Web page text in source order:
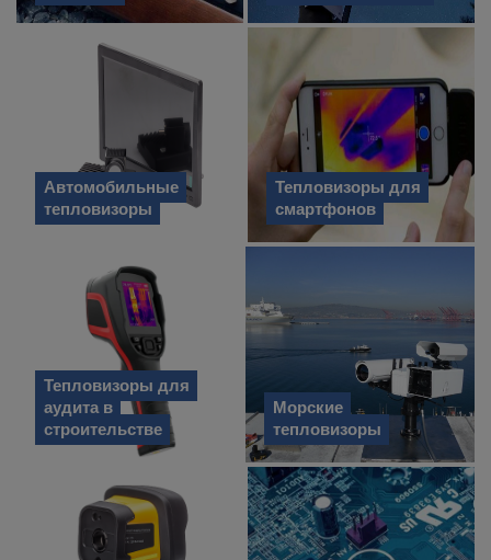
Автомобильные
тепловизоры
Тепловизоры для
смартфонов
Тепловизоры для
аудита в
строительстве
Морские
тепловизоры